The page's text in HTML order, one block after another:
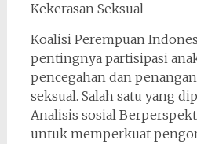
Kekerasan Seksual
Koalisi Perempuan
pentingnya partisipasi
pencegahan dan
seksual. Salah satu yang
Analisis sosial
untuk memperkuat